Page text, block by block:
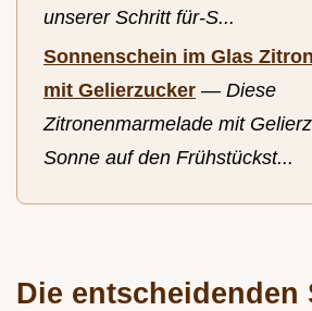
unserer Schritt für-S...
Sonnenschein im Glas
mit Gelierzucker — Diese
Zitronenmarmelade mit
Sonne auf den Frühstückst...
Die entscheidenden